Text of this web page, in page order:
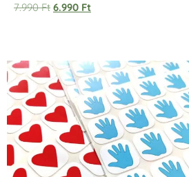
7.990Ft 6.990 Ft